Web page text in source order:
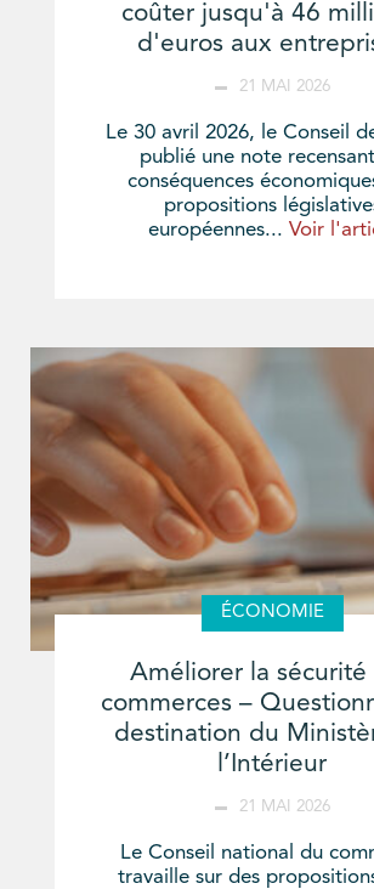
coûter jusqu'à 46
d'euros aux
21 MAI 2026
Le 30 avril 2026, le Conseil
publié une note
conséquences
propositions
européennes... Voir
ÉCONOMIE
Améliorer la sécurité
commerces –
destination du
l’Intérieur
21 MAI 2026
Le Conseil national du
travaille sur des